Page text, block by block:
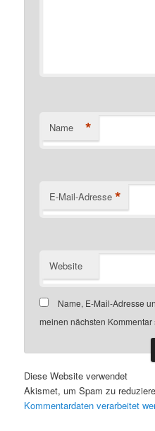
Name *
E-Mail-Adresse *
Website
Name, E-Mail-Adresse
meinen nächsten Kommentar
Diese Website verwendet
Akismet, um Spam zu
Kommentardaten verarbeitet